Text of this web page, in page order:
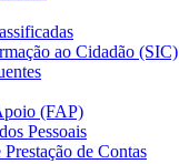
ao Cidadão (SIC)
(FAP)
Pessoais
de Contas